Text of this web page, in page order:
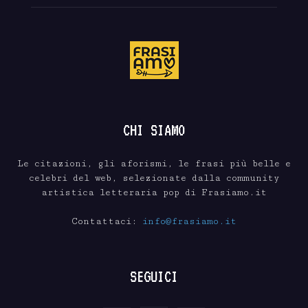
CHI SIAMO
Le citazioni, gli aforismi, le frasi più belle e
celebri del web, selezionate dalla community
artistica letteraria pop di Frasiamo.it
Contattaci: info@frasiamo.it
SEGUICI